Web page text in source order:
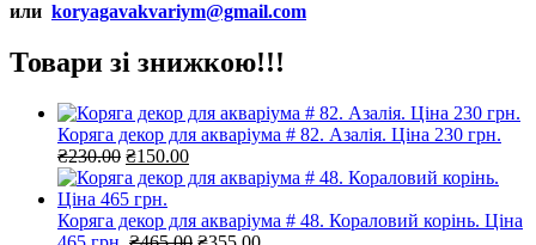
или koryagavakvariym@gmail.com
Товари зі знижкою!!!
Коряга декор для акваріума # 82. Азалія. Ціна 230 грн.
₴230.00 Оригінальна
ціна:
₴230.00.
₴150.00Поточна
ціна:
Коряга декор для акваріума # 48. Кораловий корінь. Ціна
ОригінальнаПоточна